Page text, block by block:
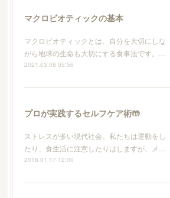
マクロビオティックの基本
マクロビオティックとは、自分を大切にしな
がら地球の生命も大切にする食事法です。…
2021.03.08 05:56
プロが実践するセルフケア術🤲
ストレスが多い現代社会。私たちは運動をし
たり、食生活に注意したりはしますが、メ…
2018.01.17 12:00